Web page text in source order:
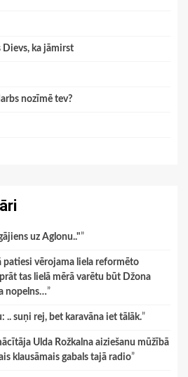
Dievs, ka jāmirst
nozīmē tev?
uz Aglonu.."”
patiesi vērojama liela reformēto
tas lielā mērā varētu būt Džona
nopelns…”
.. suņi rej, bet karavāna iet tālāk.”
Ulda Rožkalna aiziešanu mūžībā
klausāmais gabals tajā radio”